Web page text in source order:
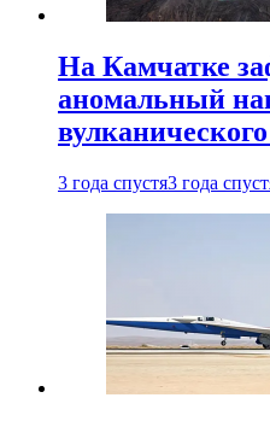
На Камчатке
аномальный
3 года спустя3 года